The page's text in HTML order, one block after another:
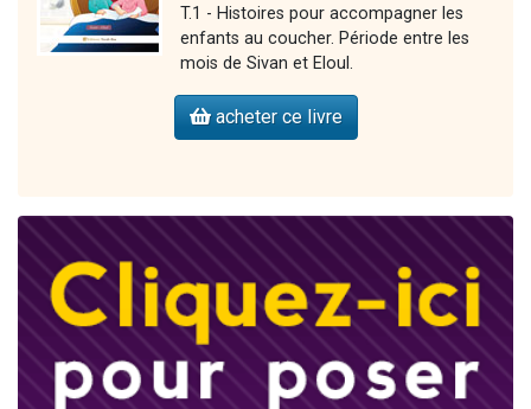
T.1 - Histoires pour accompagner les
enfants au coucher. Période entre les
mois de Sivan et Eloul.
acheter ce livre